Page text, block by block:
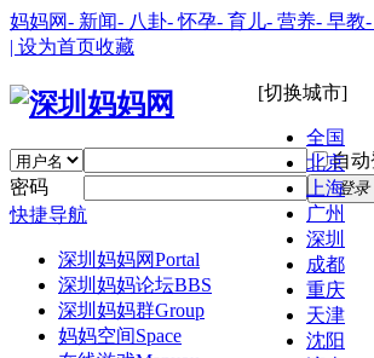
妈妈网- 新闻- 八卦- 怀孕- 育儿- 营养- 早教
| 设为首页收藏
[切换城市]
全国
北京
上海
广州
深圳
成都
重庆
天津
沈阳
自
密码
登录
快捷导航
深圳妈妈网Portal
深圳妈妈论坛BBS
深圳妈妈群Group
妈妈空间Space